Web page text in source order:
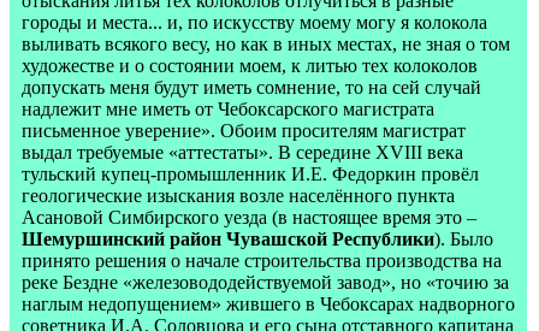
городы и места... и, по искусству моему могу я колокола
выливать всякого весу, но как в иных местах, не зная о том
художестве и о состоянии моем, к литью тех колоколов
допускать меня будут иметь сомнение, то на сей случай
надлежит мне иметь от Чебоксарского магистрата
письменное уверение». Обоим просителям магистрат
выдал требуемые «аттестаты». В середине XVIII века
тульский купец-промышленник И.Е. Федоркин провёл
геологические изыскания возле населённого пункта
Асановой Симбирского уезда (в настоящее время это –
Шемуршинский район Чувашской Республики). Было
принято решения о начале строительства производства на
реке Бездне «железовододействуемой завод», но «точию за
наглым недопущением» жившего в Чебоксарах надворного
советника И.А. Соловцова и его сына отставного капитана